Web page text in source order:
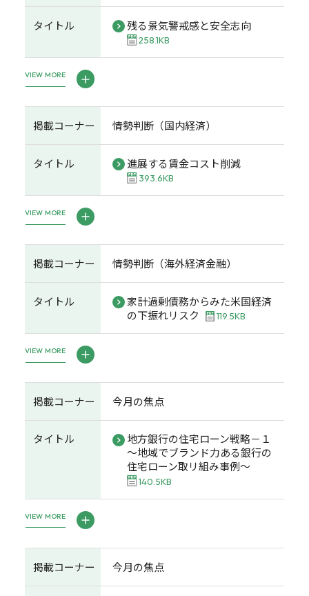
タイトル 残る景気警戒感と安全志向
258.1KB
VIEW MORE
掲載コーナー 情勢判断（国内経済）
タイトル 進展する賃金コスト削減
393.6KB
VIEW MORE
掲載コーナー 情勢判断（海外経済金融）
タイトル
家計過剰債務からみた米国経済
の下振れリスク
119.5KB
VIEW MORE
掲載コーナー 今月の焦点
タイトル
地方銀行の住宅ローン戦略－１
～地域でブランド力ある銀行の
住宅ローン取リ組み事例～
140.5KB
VIEW MORE
掲載コーナー 今月の焦点